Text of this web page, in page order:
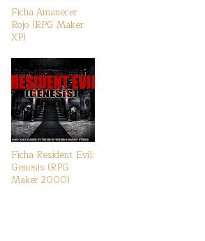
Ficha Amanecer
Rojo (RPG Maker
XP)
Ficha Resident Evil:
Genesis (RPG
Maker 2000)